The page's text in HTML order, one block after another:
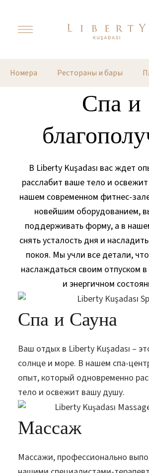
Номера Рестораны и бары
Спа и
В Liberty Kuşadası вас ждет
расслабит ваше тело и
нашем современном фитнес-
новейшим оборудованием,
поддерживать форму, а в
снять усталость дня и
покоя. Мы учли все детали,
наслаждаться своим отпуском
и энергичном
Спа и Сауна
Ваш отдых в Liberty Kuşadası –
солнце и море. В нашем спа-
опыт, который одновременно
тело и освежит вашу душу.
Массаж
Массажи, профессионально